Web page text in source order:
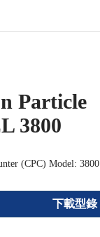
Particle
3800
(CPC) Model: 3800
下載型錄